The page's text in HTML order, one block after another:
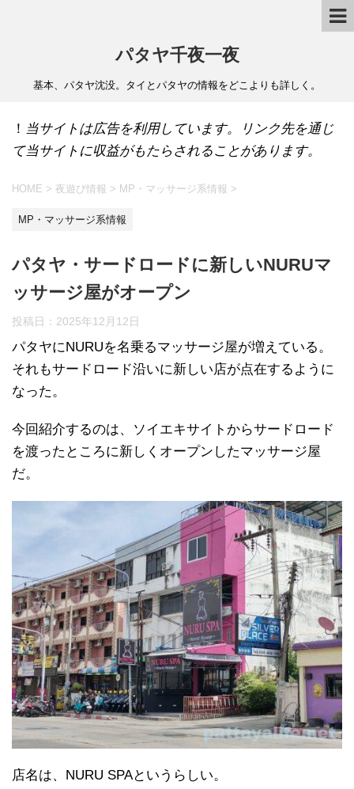
パタヤ千夜一夜
基本、パタヤ沈没。タイとパタヤの情報をどこよりも詳しく。
！ 当サイトは広告を利用しています。リンク先を通じ
て当サイトに収益がもたらされることがあります。
HOME > 夜遊び情報 > MP・マッサージ系情報 >
MP・マッサージ系情報
パタヤ・サードロードに新しいNURUマ
ッサージ屋がオープン
投稿日： 2025年12月12日
パタヤにNURUを名乗るマッサージ屋が増えている。
それもサードロード沿いに新しい店が点在するように
なった。
今回紹介するのは、ソイエキサイトからサードロード
を渡ったところに新しくオープンしたマッサージ屋
だ。
店名は、NURU SPAというらしい。